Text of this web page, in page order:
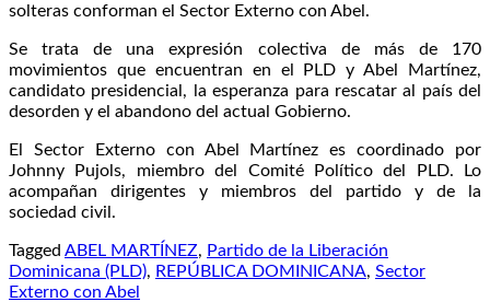
solteras conforman el Sector Externo con Abel.
Se trata de una expresión colectiva de más de 170
movimientos que encuentran en el PLD y Abel Martínez,
candidato presidencial, la esperanza para rescatar al país del
desorden y el abandono del actual Gobierno.
El Sector Externo con Abel Martínez es coordinado por
Johnny Pujols, miembro del Comité Político del PLD. Lo
acompañan dirigentes y miembros del partido y de la
sociedad civil.
Tagged ABEL MARTÍNEZ, Partido de la Liberación
Dominicana (PLD), REPÚBLICA DOMINICANA, Sector
Externo con Abel